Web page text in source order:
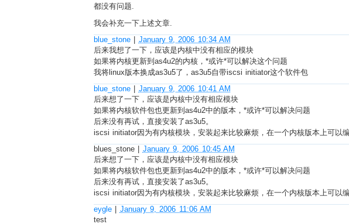
都没有问题.
我会补充一下上述文章.
blue_stone | January 9, 2006 10:34 AM
后来我想了一下，应该是内核中没有相应的模块
如果将内核更新到as4u2的内核，*或许*可以解决这个问题
我将linux版本换成as3u5了，as3u5自带iscsi initiator这个软件包
blue_stone | January 9, 2006 10:41 AM
后来想了一下，应该是内核中没有相应模块
如果将内核软件包也更新到as4u2中的版本，*或许*可以解决问题
后来没有再试，直接安装了as3u5。
iscsi initiator因为有内核模块，安装起来比较麻烦，在一个内核版本上可以
blues_stone | January 9, 2006 10:45 AM
后来想了一下，应该是内核中没有相应模块
如果将内核软件包也更新到as4u2中的版本，*或许*可以解决问题
后来没有再试，直接安装了as3u5。
iscsi initiator因为有内核模块，安装起来比较麻烦，在一个内核版本上可以
eygle | January 9, 2006 11:06 AM
test